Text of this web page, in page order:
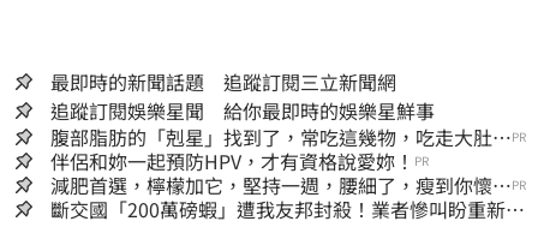
最即時的新聞話題 追蹤訂閱三立新聞網
追蹤訂閱娛樂星聞 給你最即時的娛樂星鮮事
腹部脂肪的「剋星」找到了，常吃這幾物，吃走大肚
囊，瘦出小蠻腰
PR
伴侶和妳一起預防HPV，才有資格說愛妳！ PR
減肥首選，檸檬加它，堅持一週，腰細了，瘦到你懷疑
人生
PR
斷交國「200萬磅蝦」遭我友邦封殺！業者慘叫盼重新開